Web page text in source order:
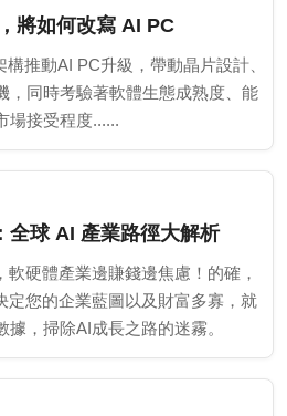
將如何改寫 AI PC
推動AI PC升級，帶動晶片設計、
，同時考驗著軟體生態成熟度、能
場接受程度......
全球 AI 產業路徑大解析
硬體產業邊賺錢邊焦慮！的確，
定您的企業藍圖以及財富多寡，就
，掃除AI成長之路的迷霧。